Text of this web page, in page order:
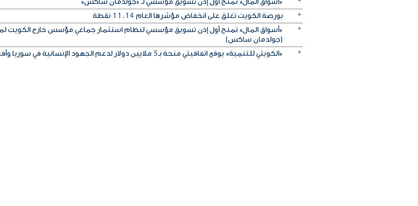
«أسواق المال» تمنح أول إذن تسويق مؤسسي لـ «جولدمان ساكس»
بورصة الكويت تغلق على انخفاض مؤشرها العام 11.14 نقطة
«أسواق المال» تمنح أول إذن تسويق مؤسسي لنظام استثمار جماعي مؤسس خارج الكويت
(جولدمان ساكس)
«الكويتي للتنمية» يوقع اتفاقيتي منحة بـ5 ملايين دولار لدعم الجهود الإنسانية في سوريا وأفغانستان